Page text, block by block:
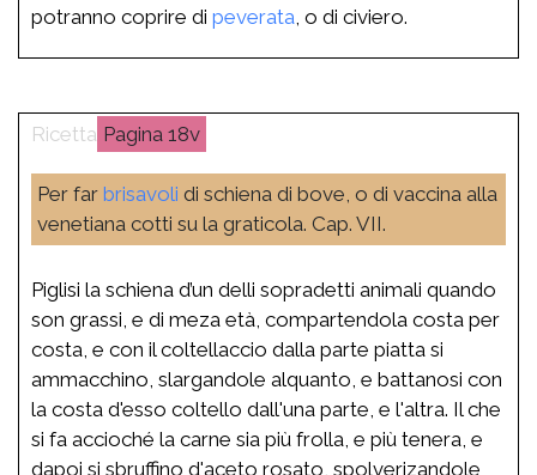
potranno coprire di peverata , o di civiero.
18v
Per far brisavoli di schiena di bove, o di vaccina alla
venetiana cotti su la graticola. Cap. VII.
Piglisi la schiena d’un delli sopradetti animali quando
son grassi, e di meza età, compartendola costa per
costa, e con il coltellaccio dalla parte piatta si
ammacchino, slargandole alquanto, e battanosi con
la costa d'esso coltello dall'una parte, e l'altra. Il che
si fa accioché la carne sia più frolla, e più tenera, e
dapoi si sbruffino d'aceto rosato, spolverizandole